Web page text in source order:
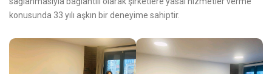
konusunda 33 yılı aşkın bir deneyime sahiptir.